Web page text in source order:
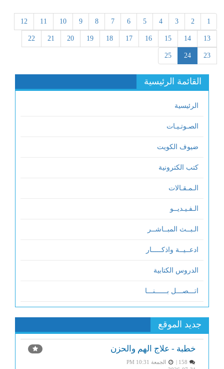
1
2
3
4
5
6
7
8
9
10
11
12
13
14
15
16
17
18
19
20
21
22
23
24
25
القائمة الرئيسية
الرئيسية
الصـوتـيـات
ضيوف الكويت
كتب الكترونية
الـمـقـالات
الـفـيـديــو
الـبــث المبــاشــر
ادعــيــة واذكـــــار
الدروس الكتابية
اتـــصـــل بــــــنـــا
جديد الموقع
خطبة - علاج الهم والحزن
الجمعة PM 10:31